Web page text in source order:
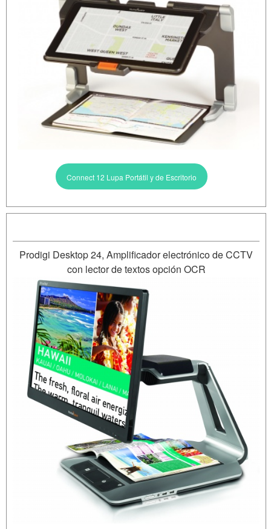
Connect 12 Lupa Portátil y de Escritorio
Prodigi Desktop 24, Amplificador electrónico de CCTV
con lector de textos opción OCR